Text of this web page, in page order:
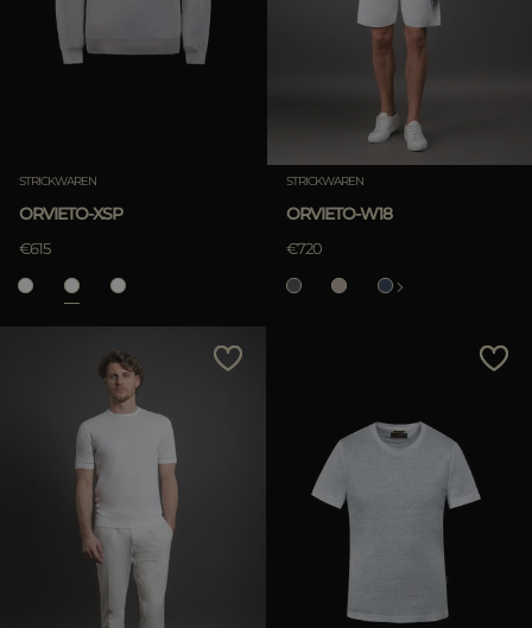
STRICKWAREN
ORVIETO-XSP
€615
STRICKWAREN
ORVIETO-W18
€720